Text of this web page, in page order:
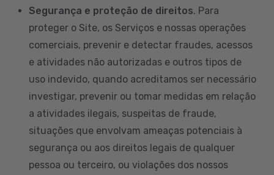
Segurança e proteção de direitos. Para
proteger o Site, os Serviços e nossas operações
comerciais, prevenir e detectar fraudes, acessos
e atividades não autorizadas e outros tipos de
uso indevido, quando acreditamos ser necessário
investigar, prevenir ou tomar medidas em relação
a atividades ilegais, suspeitas de fraude,
situações que envolvam ameaças potenciais à
segurança ou aos direitos legais de qualquer
pessoa ou terceiro, ou violações dos nossos